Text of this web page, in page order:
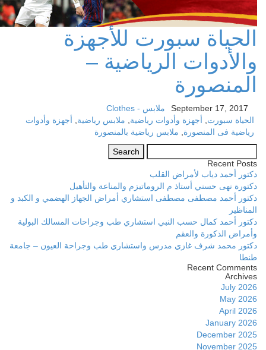
الحياة سبورت للأجهزة
والأدوات الرياضية –
المنصورة
September 17, 2017
ملابس - Clothes
الحياة سبورت, أجهزة وأدوات رياضية, ملابس رياضية,
أجهزة وأدوات
رياضية فى المنصورة,
ملابس رياضية بالمنصورة
for:
Recent Posts
دكتور أحمد دياب لأمراض القلب
دكتورة نهى حسني أستاذ م الروماتيزم والمناعة والتأهيل
دكتور أحمد مصطفى مصطفى استشاري أمراض الجهاز الهضمي و الكبد و
المناظير
دكتور أحمد كمال حسب النبي استشاري طب وجراحات المسالك البولية
وأمراض الذكورة والعقم
دكتور محمد شرف غازي مدرس واستشاري طب وجراحة العيون – جامعة
طنطا
Recent Comments
Archives
July 2026
May 2026
April 2026
January 2026
December 2025
November 2025